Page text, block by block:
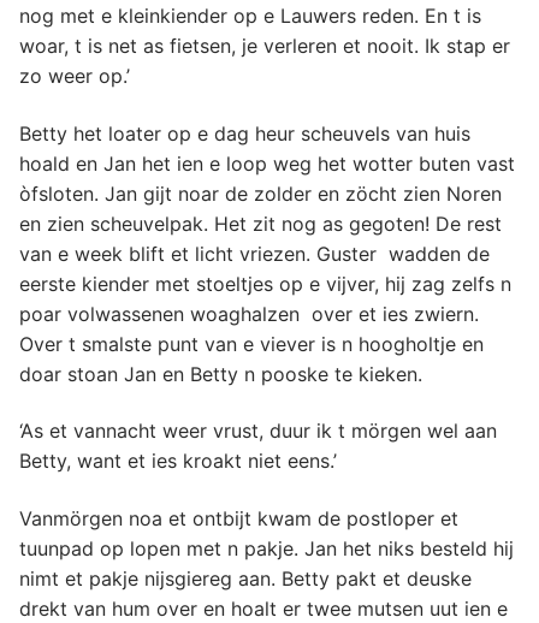
nog met e kleinkiender op e Lauwers reden. En t is
woar, t is net as fietsen, je verleren et nooit. Ik stap er
zo weer op.’
Betty het loater op e dag heur scheuvels van huis
hoald en Jan het ien e loop weg het wotter buten vast
òfsloten. Jan gijt noar de zolder en zöcht zien Noren
en zien scheuvelpak. Het zit nog as gegoten! De rest
van e week blift et licht vriezen. Guster wadden de
eerste kiender met stoeltjes op e vijver, hij zag zelfs n
poar volwassenen woaghalzen over et ies zwiern.
Over t smalste punt van e viever is n hoogholtje en
doar stoan Jan en Betty n pooske te kieken.
‘As et vannacht weer vrust, duur ik t mörgen wel aan
Betty, want et ies kroakt niet eens.’
Vanmörgen noa et ontbijt kwam de postloper et
tuunpad op lopen met n pakje. Jan het niks besteld hij
nimt et pakje nijsgiereg aan. Betty pakt et deuske
drekt van hum over en hoalt er twee mutsen uut ien e